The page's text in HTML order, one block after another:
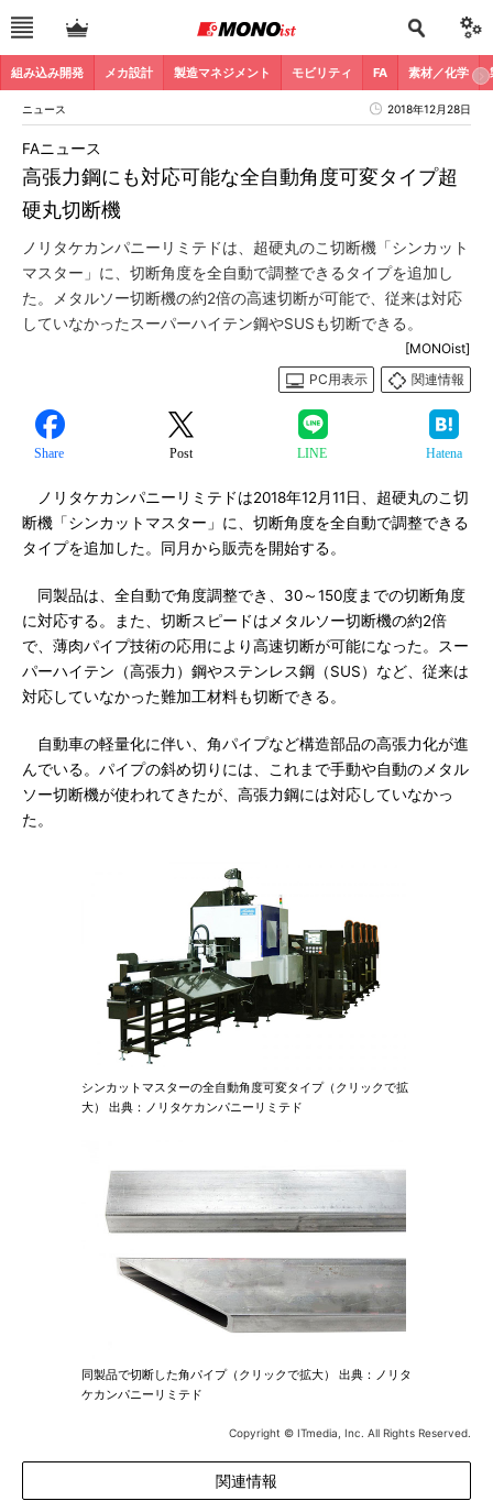
組み込み開発 メカ設計 製造マネジメント モビリティ FA 素材／化学
ニュース 2018年12月28日
高張力鋼にも対応可能な全自動角度可変タイプ超
硬丸切断機
FAニュース
ノリタケカンパニーリミテドは、超硬丸のこ切断機「シンカット
マスター」に、切断角度を全自動で調整できるタイプを追加し
た。メタルソー切断機の約2倍の高速切断が可能で、従来は対応
していなかったスーパーハイテン鋼やSUSも切断できる。
[MONOist]
PC用表示
関連情報
Share Post LINE Hatena
ノリタケカンパニーリミテドは2018年12月11日、超硬丸のこ切
断機「シンカットマスター」に、切断角度を全自動で調整できる
タイプを追加した。同月から販売を開始する。
同製品は、全自動で角度調整でき、30～150度までの切断角度
に対応する。また、切断スピードはメタルソー切断機の約2倍
で、薄肉パイプ技術の応用により高速切断が可能になった。スー
パーハイテン（高張力）鋼やステンレス鋼（SUS）など、従来は
対応していなかった難加工材料も切断できる。
自動車の軽量化に伴い、角パイプなど構造部品の高張力化が進
んでいる。パイプの斜め切りには、これまで手動や自動のメタル
ソー切断機が使われてきたが、高張力鋼には対応していなかっ
た。
シンカットマスターの全自動角度可変タイプ（クリックで拡
大） 出典：ノリタケカンパニーリミテド
同製品で切断した角パイプ（クリックで拡大） 出典：ノリタ
ケカンパニーリミテド
Copyright © ITmedia, Inc. All Rights Reserved.
関連情報